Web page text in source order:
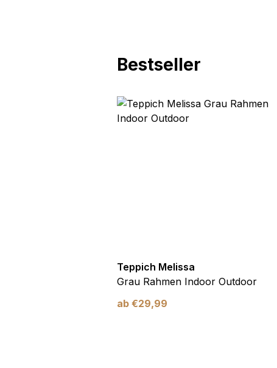
Bestseller
Teppich Melissa
Grau Rahmen Indoor Outdoor
ab €29,99